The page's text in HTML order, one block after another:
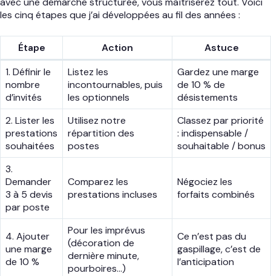
les cinq étapes que j’ai développées au fil des années :
Étape Action
Astuce
1. Définir le
nombre
d’invités
Listez les
incontournables, puis
les optionnels
Gardez une marge
de 10 % de
désistements
2. Lister les
prestations
souhaitées
Utilisez notre
répartition des
postes
Classez par priorité
: indispensable /
souhaitable / bonus
3.
Demander
3 à 5 devis
par poste
Comparez les
prestations incluses
Négociez les
forfaits combinés
4. Ajouter
une marge
de 10 %
Pour les imprévus
(décoration de
dernière minute,
pourboires…)
Ce n’est pas du
gaspillage, c’est de
l’anticipation